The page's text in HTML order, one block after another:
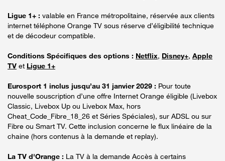
Ligue 1+ : valable en France métropolitaine, réservée aux clients
internet téléphone Orange TV sous réserve d’éligibilité technique
et de décodeur compatible.
Conditions Spécifiques des options : Netflix, Disney+, Apple
TV et Ligue 1+
Eurosport 1 inclus jusqu’au 31 janvier 2029 : Pour toute
nouvelle souscription d’une offre Internet Orange éligible (Livebox
Classic, Livebox Up ou Livebox Max, hors
Cheat_Code_Fibre_18_26 et Séries Spéciales), sur ADSL ou sur
Fibre ou Smart TV. Cette inclusion concerne le flux linéaire de la
chaine (hors contenus à la demande et replay).
La TV d'Orange : La TV à la demande Accès à certains